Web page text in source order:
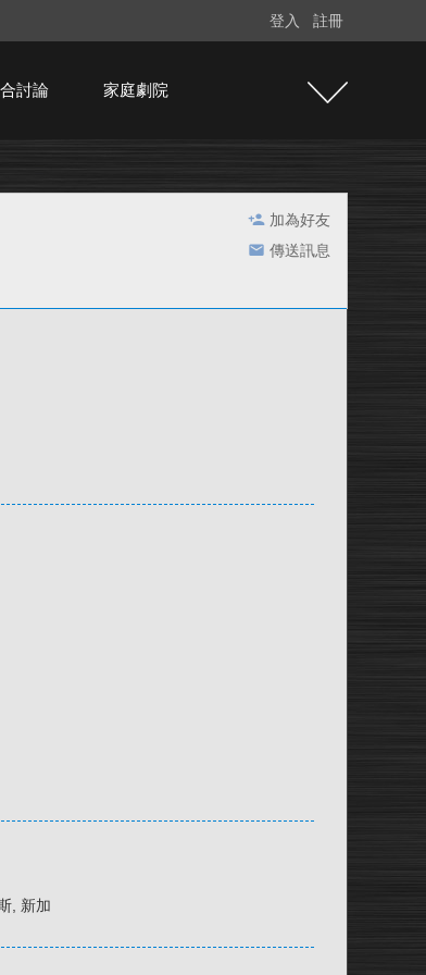
登入 註冊
討論 家庭劇院
加為好友
傳送訊息
, 新加